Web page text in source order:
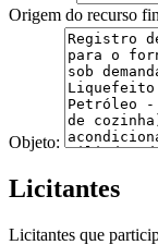
Origem do recurso
Objeto:
Licitantes
Licitantes que